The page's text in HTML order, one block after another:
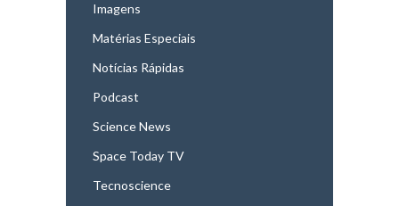
Imagens
Matérias Especiais
Notícias Rápidas
Podcast
Science News
Space Today TV
Tecnoscience